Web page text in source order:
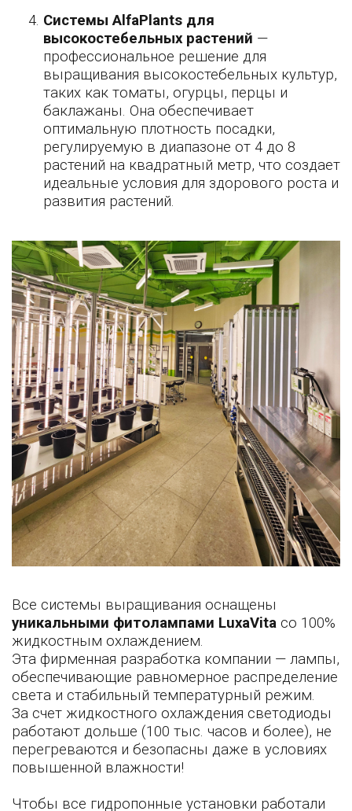
Системы AlfaPlants для
высокостебельных растений —
профессиональное решение для
выращивания высокостебельных культур,
таких как томаты, огурцы, перцы и
баклажаны. Она обеспечивает
оптимальную плотность посадки,
регулируемую в диапазоне от 4 до 8
растений на квадратный метр, что создает
идеальные условия для здорового роста и
развития растений.
Все системы выращивания оснащены
уникальными фитолампами LuxaVita со 100%
жидкостным охлаждением.
Эта фирменная разработка компании — лампы,
обеспечивающие равномерное распределение
света и стабильный температурный режим.
За счет жидкостного охлаждения светодиоды
работают дольше (100 тыс. часов и более), не
перегреваются и безопасны даже в условиях
повышенной влажности!
Чтобы все гидропонные установки работали